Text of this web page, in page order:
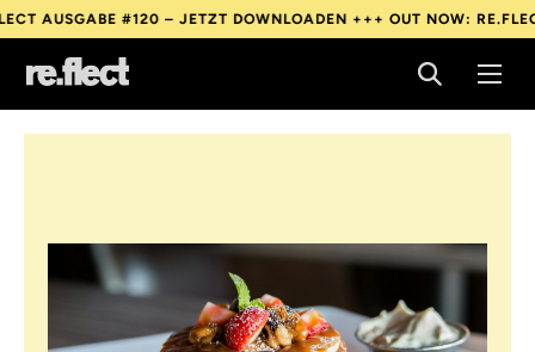
#120 – JETZT DOWNLOADEN +++OUT NOW: RE.FLECT
#120 – JETZT DOWNLOADEN +++